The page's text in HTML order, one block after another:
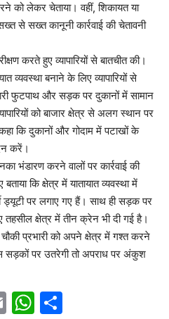
को लेकर चेताया। वहीं, शिकायत या
से सख्त कानूनी कार्रवाई की चेतावनी
करते हुए व्यापारियों से बातचीत की।
व्यवस्था बनाने के लिए व्यापारियों से
फुटपाथ और सड़क पर दुकानों में सामान
को बाजार क्षेत्र से अलग स्थान पर
कि दुकानों और गोदाम में पटाखों के
करें।
भंडारण करने वालों पर कार्रवाई की
कि क्षेत्र में यातायात व्यवस्था में
ड्यूटी पर लगाए गए हैं। साथ ही सड़क पर
क्षेत्र में तीन क्रेन भी दी गई है।
प्रभारी को अपने क्षेत्र में गश्त करने
सड़कों पर उतरेगी तो अपराध पर अंकुश
EmailWhatsApp